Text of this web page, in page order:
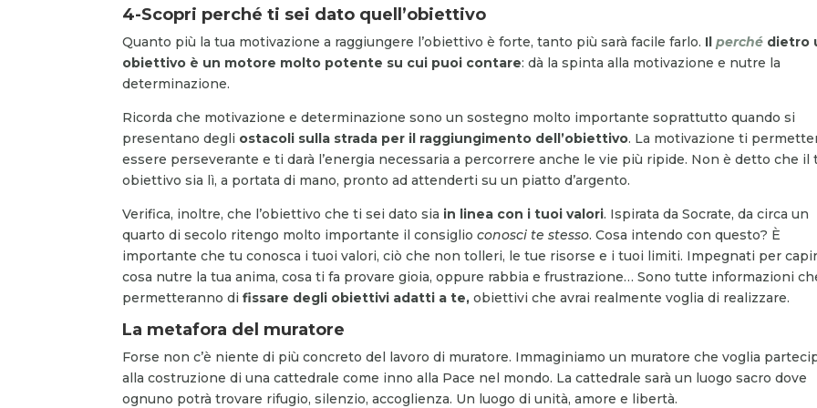
4-Scopri perché ti sei dato quell’obiettivo
Quanto più la tua motivazione a raggiungere l’obiettivo è forte, tanto più sarà facile farlo. Ilperché dietro
obiettivo è un motore molto potente su cui puoi contare: dà la spinta alla motivazione e nutre la
determinazione.
Ricorda che motivazione e determinazione sono un sostegno molto importante soprattutto quando si
presentano degli ostacoli sulla strada per il raggiungimento dell’obiettivo. La motivazione ti
essere perseverante e ti darà l’energia necessaria a percorrere anche le vie più ripide. Non è detto che il
obiettivo sia lì, a portata di mano, pronto ad attenderti su un piatto d’argento.
Verifica, inoltre, che l’obiettivo che ti sei dato sia in linea con i tuoi valori. Ispirata da Socrate, da circa un
quarto di secolo ritengo molto importante il consiglioconosci te stesso. Cosa intendo con questo? È
importante che tu conosca i tuoi valori, ciò che non tolleri, le tue risorse e i tuoi limiti. Impegnati per
cosa nutre la tua anima, cosa ti fa provare gioia, oppure rabbia e frustrazione… Sono tutte informazioni
permetteranno difissare degli obiettivi adatti a te,obiettivi che avrai realmente voglia di realizzare.
La metafora del muratore
Forse non c’è niente di più concreto del lavoro di muratore. Immaginiamo un muratore che voglia
alla costruzione di una cattedrale come inno alla Pace nel mondo. La cattedrale sarà un luogo sacro dove
ognuno potrà trovare rifugio, silenzio, accoglienza. Un luogo di unità, amore e libertà.